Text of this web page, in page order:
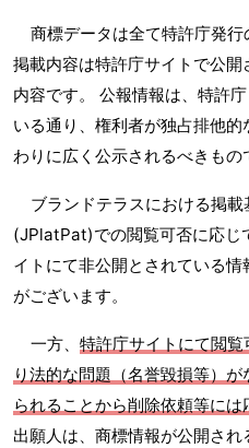
商標データは全て特許庁発行
掲載内容は特許庁サイトで公
内容です。 公報情報は、特許
いる通り、権利者が独占排他
わりに広く公示されるべきもの
ブランドテラスにおける掲
(JPlatPat)での閲覧可否に応じ
イトにて非公開とされている
がございます。
一方、 特許庁サイトにて閲
り法的な問題（名誉毀損等）
られることから削除依頼等には
出願人は、商標情報が公開さ